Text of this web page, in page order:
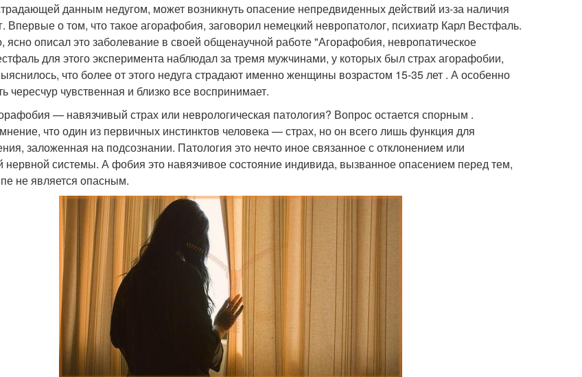
данным недугом, может возникнуть опасение непредвиденных действий из-за наличия
Впервые о том, что такое агорафобия, заговорил немецкий невропатолог, психиатр Карл Вестфаль.
ясно описал это заболевание в своей общенаучной работе "Агорафобия, невропатическое
для этого эксперимента наблюдал за тремя мужчинами, у которых был страх агорафобии,
что более от этого недуга страдают именно женщины возрастом 15-35 лет . А особенно
чересчур чувственная и близко все воспринимает.
— навязчивый страх или неврологическая патология? Вопрос остается спорным .
что один из первичных инстинктов человека — страх, но он всего лишь функция для
заложенная на подсознании. Патология это нечто иное связанное с отклонением или
нервной системы. А фобия это навязчивое состояние индивида, вызванное опасением перед тем,
не является опасным.